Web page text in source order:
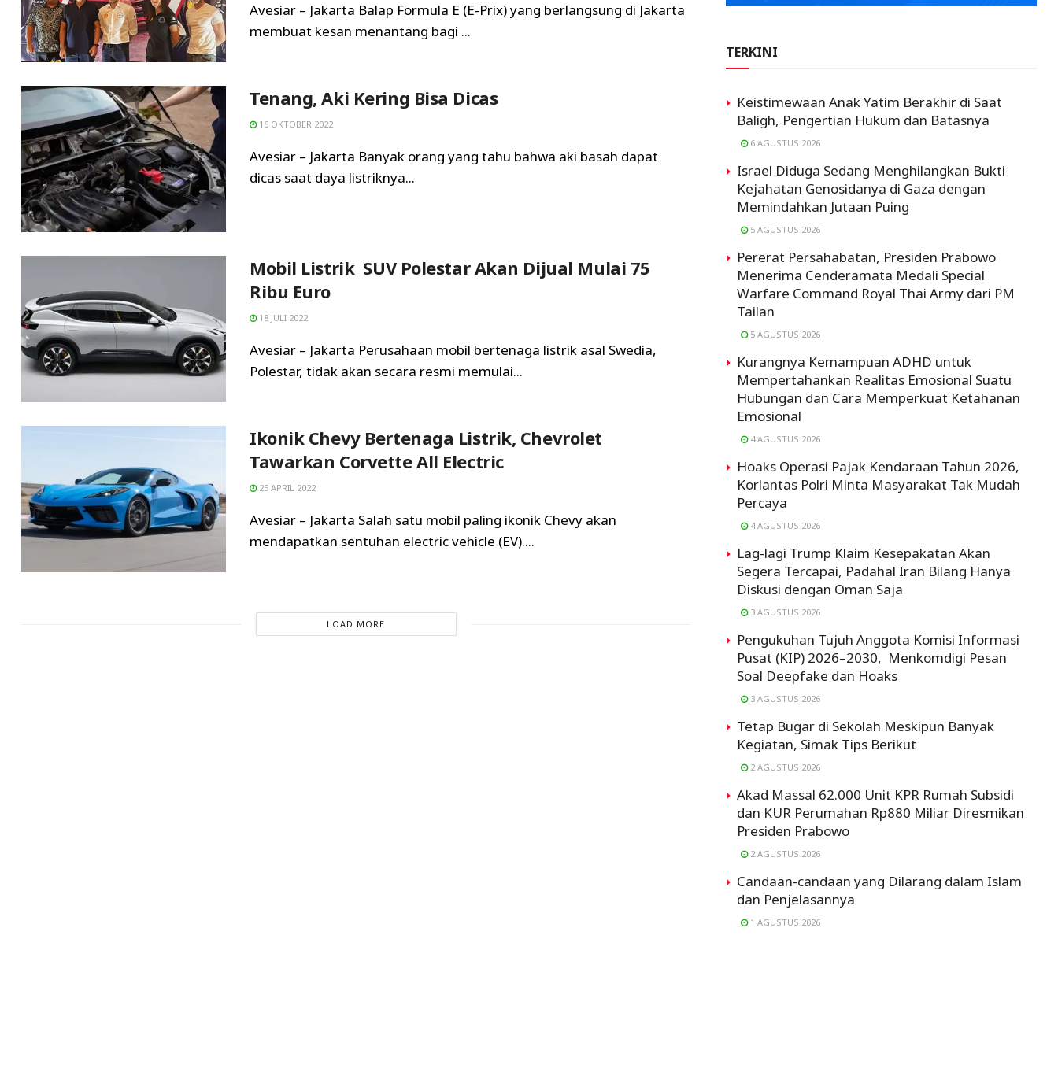
Avesiar – Jakarta Balap Formula E (E-Prix) yang berlangsung di Jakarta
membuat kesan menantang bagi ...
Tenang, Aki Kering Bisa Dicas
16 OKTOBER 2022
Avesiar – Jakarta Banyak orang yang tahu bahwa aki basah dapat
dicas saat daya listriknya...
Mobil Listrik SUV Polestar Akan Dijual Mulai 75
Ribu Euro
18 JULI 2022
Avesiar – Jakarta Perusahaan mobil bertenaga listrik asal Swedia,
Polestar, tidak akan secara resmi memulai...
Ikonik Chevy Bertenaga Listrik, Chevrolet
Tawarkan Corvette All Electric
25 APRIL 2022
Avesiar – Jakarta Salah satu mobil paling ikonik Chevy akan
mendapatkan sentuhan electric vehicle (EV)....
LOAD MORE
TERKINI
Keistimewaan Anak Yatim Berakhir di Saat
Baligh, Pengertian Hukum dan Batasnya
6 AGUSTUS 2026
Israel Diduga Sedang Menghilangkan Bukti
Kejahatan Genosidanya di Gaza dengan
Memindahkan Jutaan Puing
5 AGUSTUS 2026
Pererat Persahabatan, Presiden Prabowo
Menerima Cenderamata Medali Special
Warfare Command Royal Thai Army dari PM
Tailan
5 AGUSTUS 2026
Kurangnya Kemampuan ADHD untuk
Mempertahankan Realitas Emosional Suatu
Hubungan dan Cara Memperkuat Ketahanan
Emosional
4 AGUSTUS 2026
Hoaks Operasi Pajak Kendaraan Tahun 2026,
Korlantas Polri Minta Masyarakat Tak Mudah
Percaya
4 AGUSTUS 2026
Lag-lagi Trump Klaim Kesepakatan Akan
Segera Tercapai, Padahal Iran Bilang Hanya
Diskusi dengan Oman Saja
3 AGUSTUS 2026
Pengukuhan Tujuh Anggota Komisi Informasi
Pusat (KIP) 2026–2030, Menkomdigi Pesan
Soal Deepfake dan Hoaks
3 AGUSTUS 2026
Tetap Bugar di Sekolah Meskipun Banyak
Kegiatan, Simak Tips Berikut
2 AGUSTUS 2026
Akad Massal 62.000 Unit KPR Rumah Subsidi
dan KUR Perumahan Rp880 Miliar Diresmikan
Presiden Prabowo
2 AGUSTUS 2026
Candaan-candaan yang Dilarang dalam Islam
dan Penjelasannya
1 AGUSTUS 2026